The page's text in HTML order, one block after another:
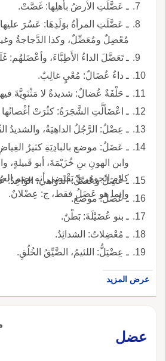
ـ عَضَّلَتِ الأرضُ بأهلِها: غَصَّتْ.
ـ عَضَّلَتِ المرأةُ بوَلَدِهَا: عَسُرَ
مُعْضِلٌ ومُعَضِّلٌ، وكذا الدَّجاجةُ
ـ تَعَضَّلَ الداءُ الأَطِبَّاءَ، وأعْضَلهُم:
ـ داءٌ عُضَالٌ: مُعْيٍ غالِبٌ.
ـ حَلْفَةٌ عُضالٌ: شديدةٌ لا مَثْنَوِيَّةَ
ـ اعْضَألَّتِ الشَّجَرَةُ: كثُرَتْ أغْصانُها
ـ عِضْلُ: الرَّجُلُ الداهِيَةُ، والشديدُ
ـ عَضَلُ: موضع بالبادِيَةِ كثيرُ
وابن الهونِ بنِ خُزَيْمَةَ، أبو قَبيلةٍ،
كلامِ الجوهريِّ يَقْتَضي أنه بضم
وإنما هو عَضَلُ فقط، ج: عِضْلانٌ.
ـ عُضَلُ وعُضْلُ: الدواهي، الواحِدُ:
ـ عُضَلُ: موضع.
ـ بنو عُضَيْلَةَ: بَطْنٌ.
ـ مُعْضِلاتُ: الشدائِدُ.
ـ عِضْيَلُّ: اللئيمُ، الضَّيِّقُ الخُلُقِ.
عرض المزيد
عضل